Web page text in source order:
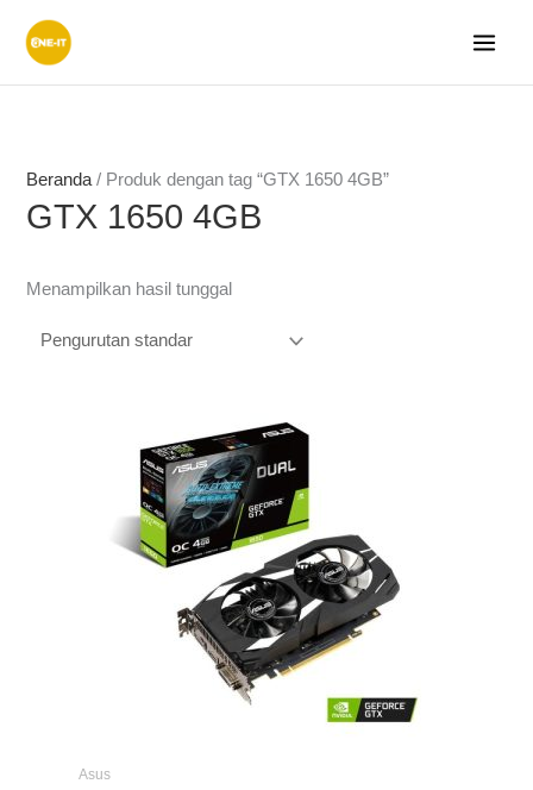
Beranda/ Produk dengan tag “GTX 1650 4GB”
GTX 1650 4GB
Menampilkan hasil tunggal
Asus